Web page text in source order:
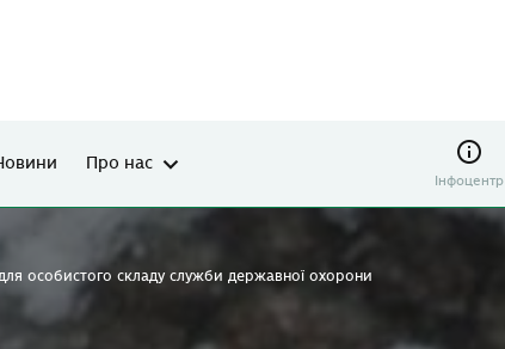
Про нас
Інфоцентр
особистого складу служби державної охорони